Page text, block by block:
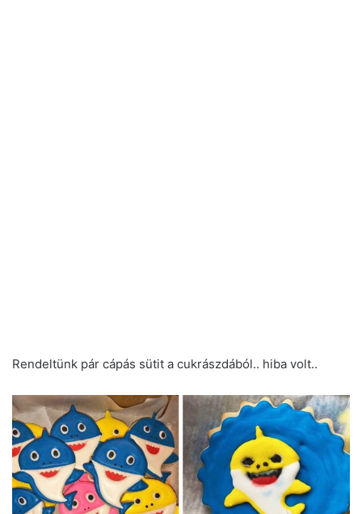
Rendeltünk pár cápás sütit a cukrászdából.. hiba volt..